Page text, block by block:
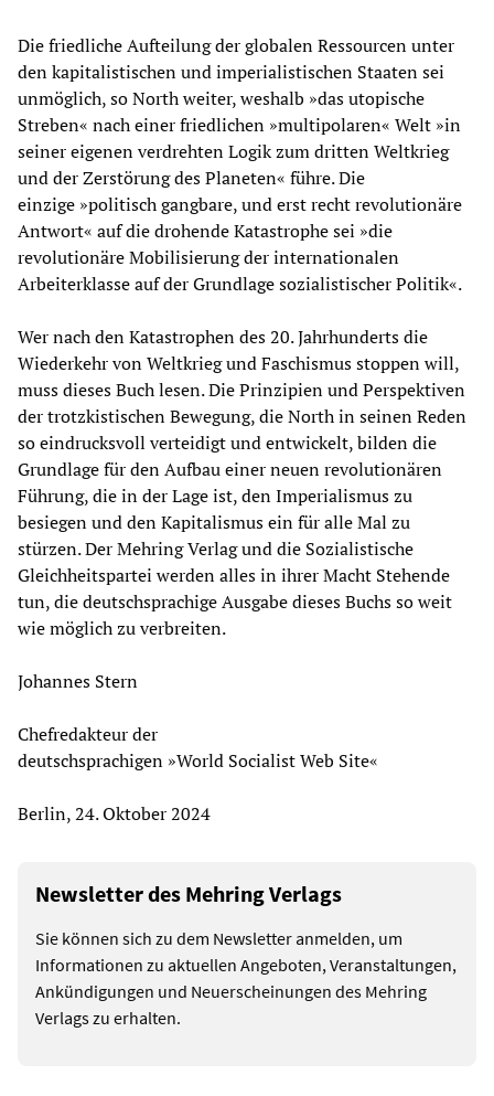
Die friedliche Aufteilung der globalen Ressourcen unter
den kapitalistischen und imperialistischen Staaten sei
unmöglich, so North weiter, weshalb »das utopische
Streben« nach einer friedlichen »multipolaren« Welt »in
seiner eigenen verdrehten Logik zum dritten Weltkrieg
und der Zerstörung des Planeten« führe. Die
einzige »politisch gangbare, und erst recht revolutionäre
Antwort« auf die drohende Katastrophe sei »die
revolutionäre Mobilisierung der internationalen
Arbeiterklasse auf der Grundlage sozialistischer Politik«.
Wer nach den Katastrophen des 20. Jahrhunderts die
Wiederkehr von Weltkrieg und Faschismus stoppen will,
muss dieses Buch lesen. Die Prinzipien und Perspektiven
der trotzkistischen Bewegung, die North in seinen Reden
so eindrucksvoll verteidigt und entwickelt, bilden die
Grundlage für den Aufbau einer neuen revolutionären
Führung, die in der Lage ist, den Imperialismus zu
besiegen und den Kapitalismus ein für alle Mal zu
stürzen. Der Mehring Verlag und die Sozialistische
Gleichheitspartei werden alles in ihrer Macht Stehende
tun, die deutschsprachige Ausgabe dieses Buchs so weit
wie möglich zu verbreiten.
​Johannes Stern
​Chefredakteur der
deutschsprachigen »World Socialist Web Site«
​Berlin, 24. Oktober 2024
Newsletter des Mehring Verlags
Sie können sich zu dem Newsletter anmelden, um
Informationen zu aktuellen Angeboten, Veranstaltungen,
Ankündigungen und Neuerscheinungen des Mehring
Verlags zu erhalten.